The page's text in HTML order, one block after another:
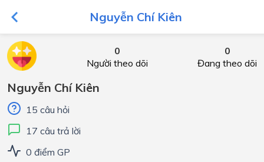
Nguyễn Chí Kiên
0
Người theo dõi
0
Đang theo dõi
Nguyễn Chí Kiên
15 câu hỏi
17 câu trả lời
0 điểm GP